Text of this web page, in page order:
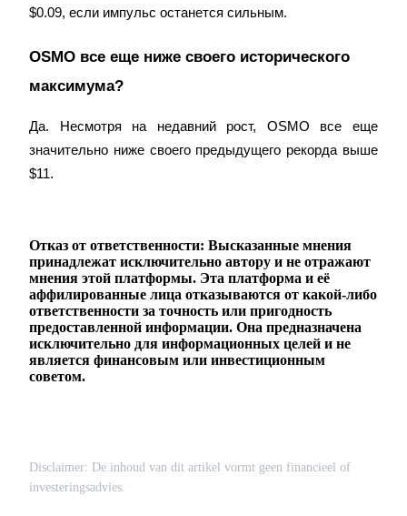
$0.09, если импульс останется сильным.
OSMO все еще ниже своего исторического
максимума?
Да. Несмотря на недавний рост, OSMO все еще
значительно ниже своего предыдущего рекорда выше
$11.
Отказ от ответственности: Высказанные мнения
принадлежат исключительно автору и не отражают
мнения этой платформы. Эта платформа и её
аффилированные лица отказываются от какой-либо
ответственности за точность или пригодность
предоставленной информации. Она предназначена
исключительно для информационных целей и не
является финансовым или инвестиционным
советом.
Disclaimer: De inhoud van dit artikel vormt geen financieel of
investeringsadvies.